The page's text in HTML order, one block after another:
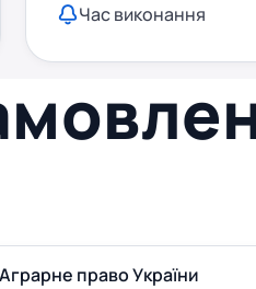
Час виконання
Аграрне право України